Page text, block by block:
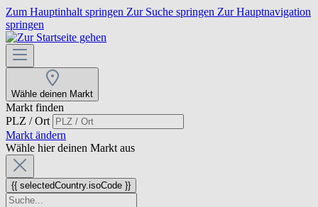
Zum Hauptinhalt springen Zur Suche springen Zur Hauptnavigation
springen
Wähle deinen Markt
Markt finden
PLZ / Ort
Markt ändern
Wähle hier deinen Markt aus
{{ selectedCountry.isoCode }}